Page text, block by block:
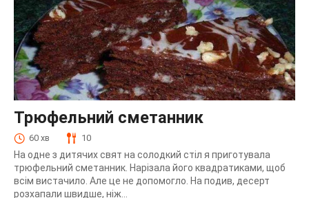
Трюфельний сметанник
60 хв 10
На одне з дитячих свят на солодкий стіл я приготувала
трюфельний сметанник. Нарізала його квадратиками, щоб
всім вистачило. Але це не допомогло. На подив, десерт
розхапали швидше, ніж...